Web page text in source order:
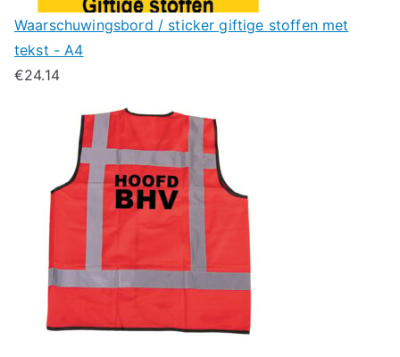
Waarschuwingsbord / sticker giftige stoffen met
tekst - A4
€24.14